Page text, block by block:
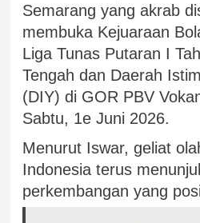
Semarang yang akrab
membuka Kejuaraan
Liga Tunas Putaran I
Tengah dan Daerah
(DIY) di GOR PBV
Sabtu, 1e Juni 2026.
Menurut Iswar, geliat
Indonesia terus
perkembangan yang